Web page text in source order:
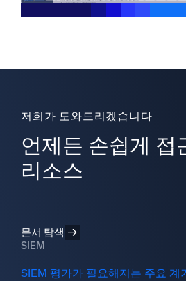
저희가 도와드리겠습니다
언제든 손쉽게 접
리소스
문서 탐색
SIEM
SIEM 평가가 필요해지는 주요 계기